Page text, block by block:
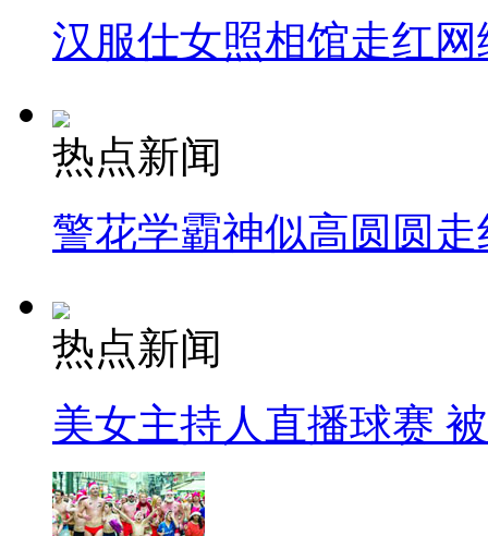
汉服仕女照相馆走红网
热点新闻
警花学霸神似高圆圆走
热点新闻
美女主持人直播球赛